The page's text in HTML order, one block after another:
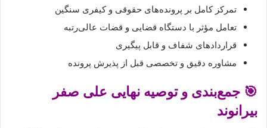
تمرکز کامل بر پرونده‌های حقوقی و کیفری سنگین
تعامل مؤثر با دستگاه قضایی و قضات عالی‌رتبه
قراردادهای شفاف و قابل پیگیری
مشاوره دقیق و تخصصی قبل از پذیرش پرونده
🎯 جمع‌بندی و توصیه نهایی علی صفر
بیرانوند